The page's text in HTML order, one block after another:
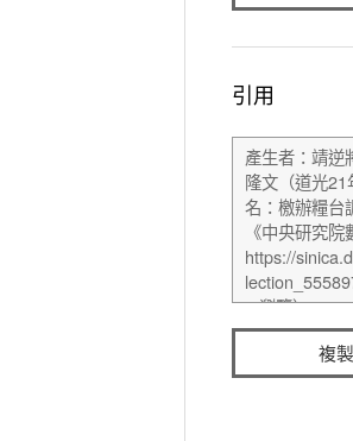
引用
複